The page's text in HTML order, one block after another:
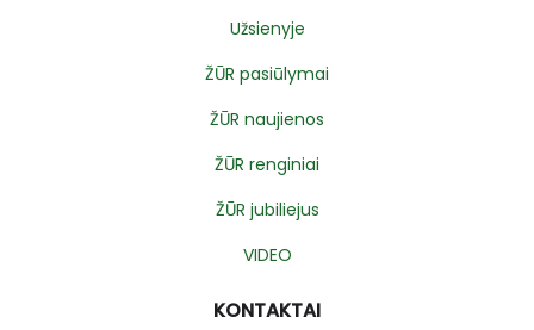
Užsienyje
ŽŪR pasiūlymai
ŽŪR naujienos
ŽŪR renginiai
ŽŪR jubiliejus
VIDEO
KONTAKTAI